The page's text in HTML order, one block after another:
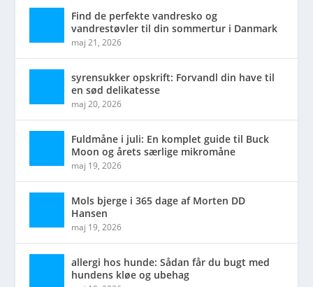
Find de perfekte vandresko og
vandrestøvler til din sommertur i Danmark
maj 21, 2026
syrensukker opskrift: Forvandl din have til
en sød delikatesse
maj 20, 2026
Fuldmåne i juli: En komplet guide til Buck
Moon og årets særlige mikromåne
maj 19, 2026
Mols bjerge i 365 dage af Morten DD
Hansen
maj 19, 2026
allergi hos hunde: Sådan får du bugt med
hundens kløe og ubehag